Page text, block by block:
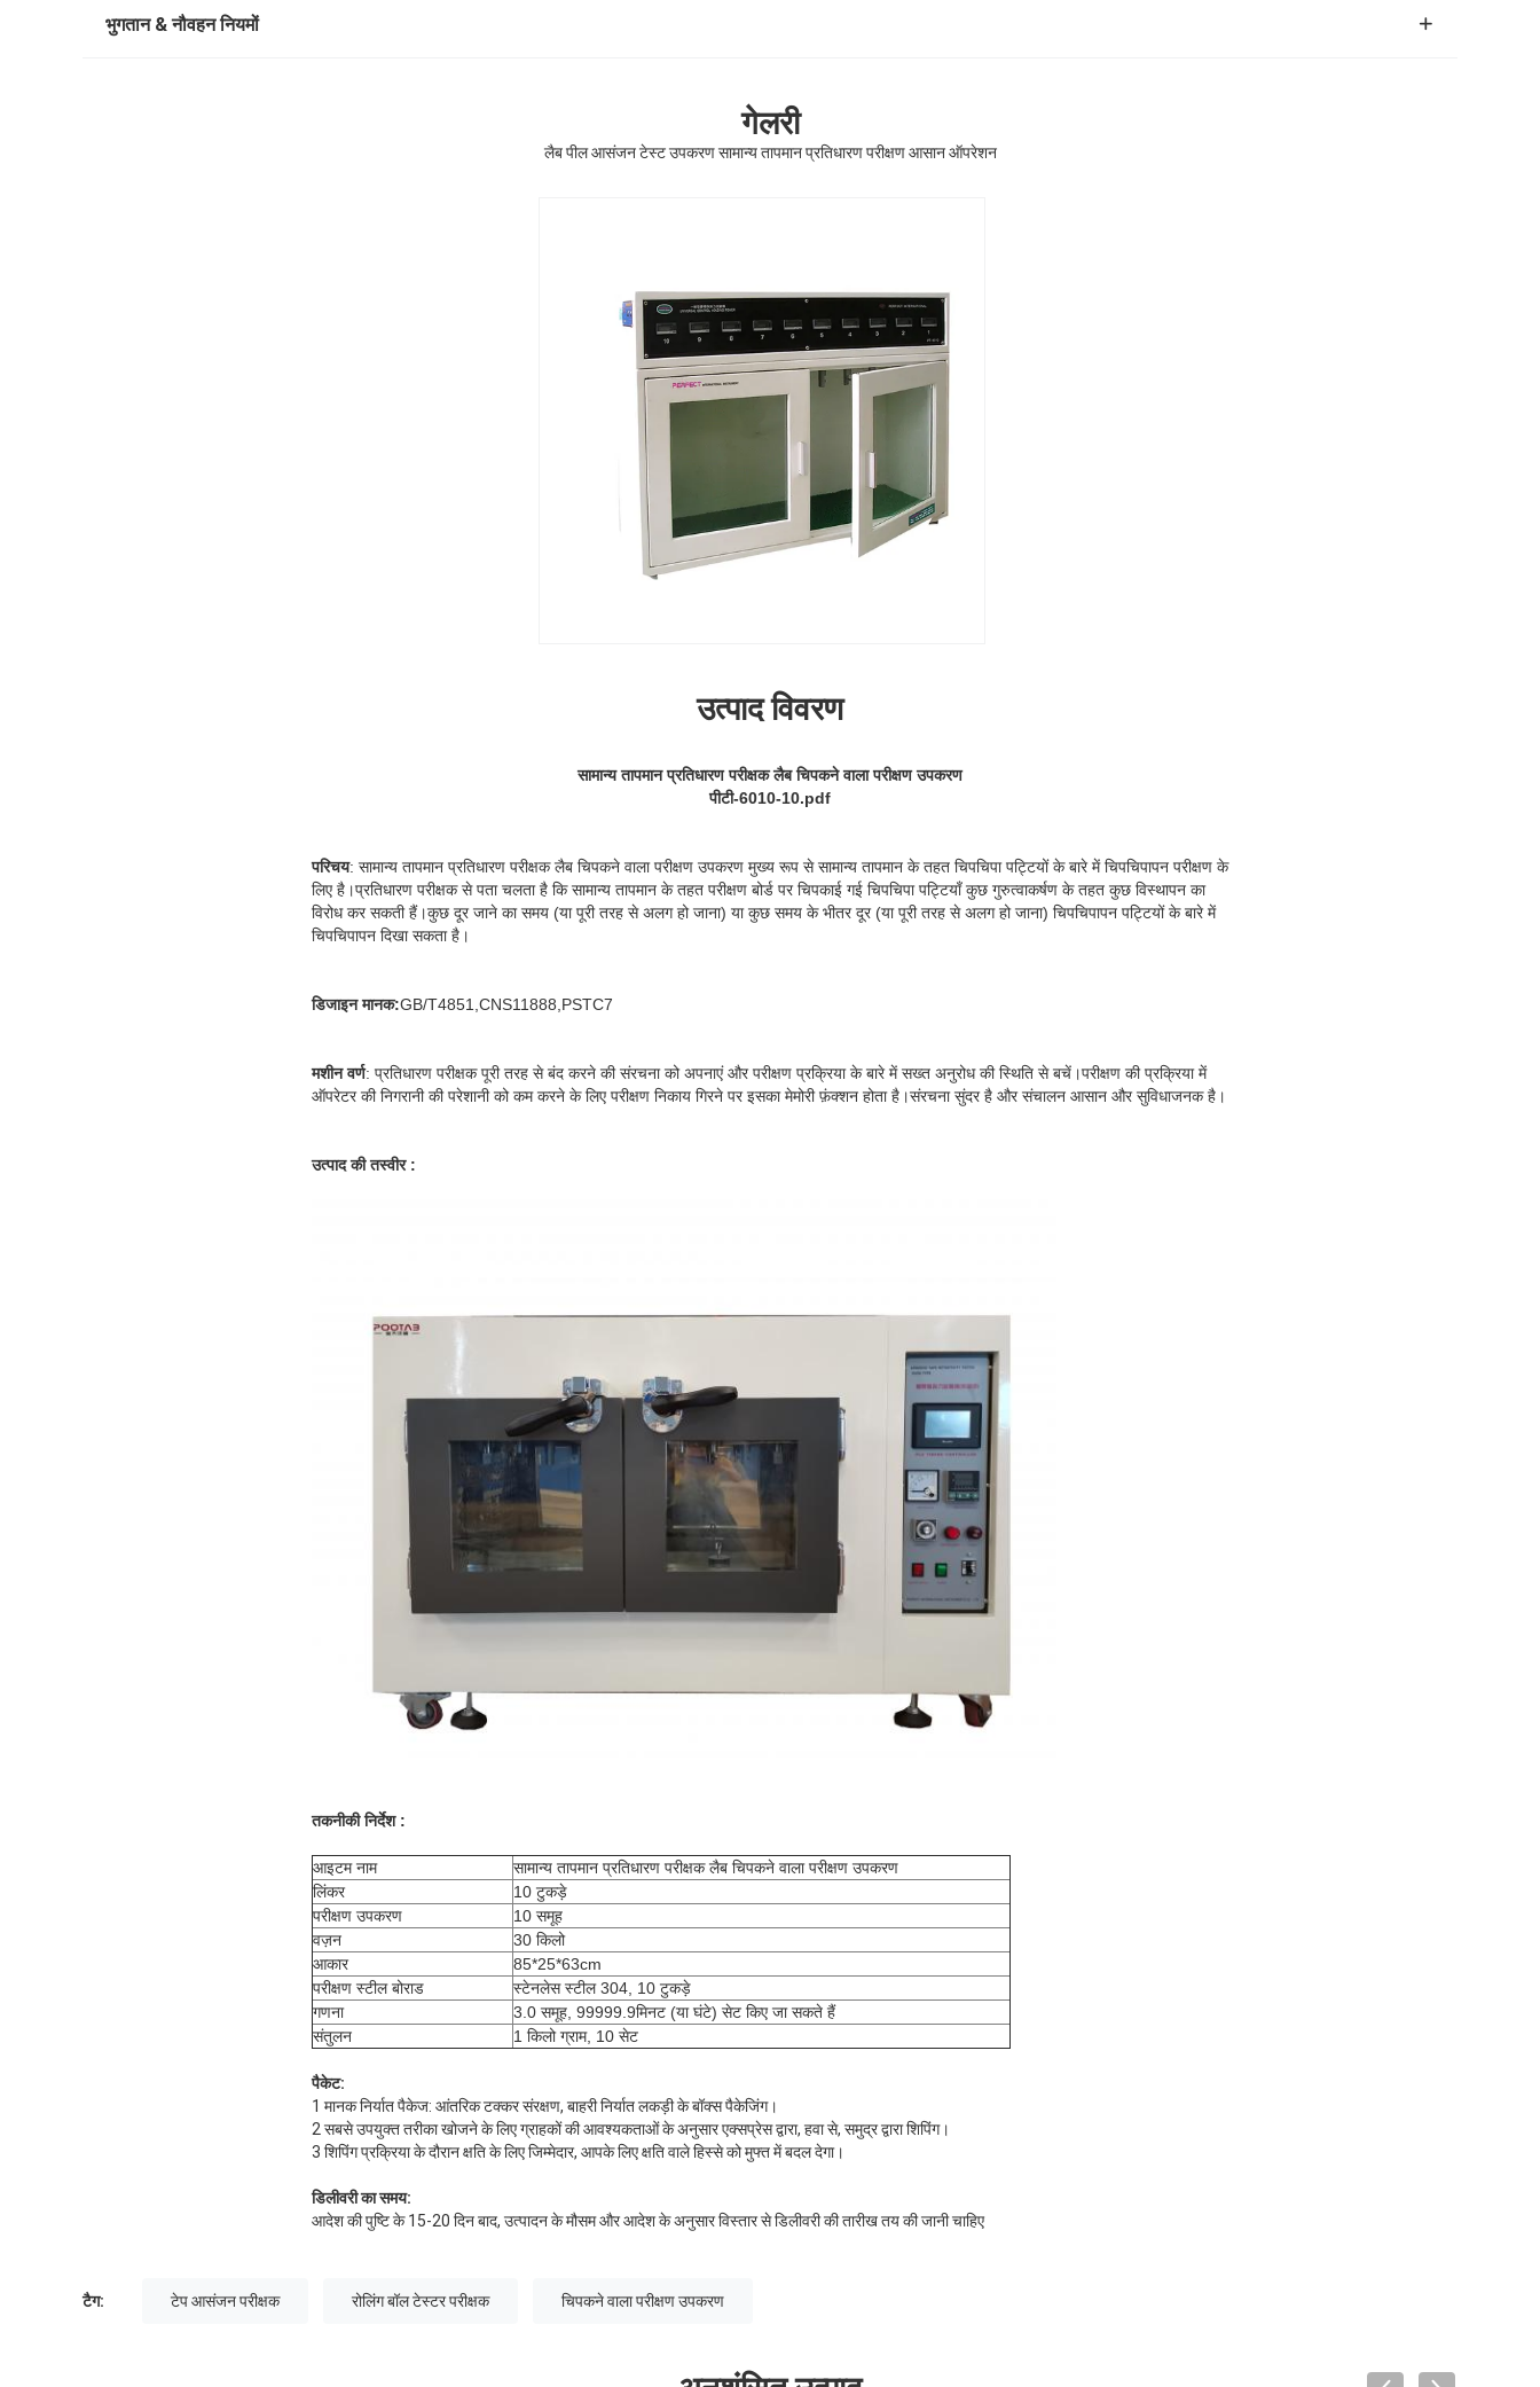
भुगतान & नौवहन नियमों
गेलरी
लैब पील आसंजन टेस्ट उपकरण सामान्य तापमान प्रतिधारण परीक्षण आसान ऑपरेशन
उत्पाद विवरण
सामान्य तापमान प्रतिधारण परीक्षक लैब चिपकने वाला परीक्षण उपकरण
पीटी-6010-10.pdf
परिचय: सामान्य तापमान प्रतिधारण परीक्षक लैब चिपकने वाला परीक्षण उपकरण मुख्य रूप से सामान्य तापमान के तहत चिपचिपा पट्टियों के बारे में चिपचिपापन परीक्षण के
लिए है।प्रतिधारण परीक्षक से पता चलता है कि सामान्य तापमान के तहत परीक्षण बोर्ड पर चिपकाई गई चिपचिपा पट्टियाँ कुछ गुरुत्वाकर्षण के तहत कुछ विस्थापन का
विरोध कर सकती हैं।कुछ दूर जाने का समय (या पूरी तरह से अलग हो जाना) या कुछ समय के भीतर दूर (या पूरी तरह से अलग हो जाना) चिपचिपापन पट्टियों के बारे में
चिपचिपापन दिखा सकता है।
डिजाइन मानक:GB/T4851,CNS11888,PSTC7
मशीन वर्ण: प्रतिधारण परीक्षक पूरी तरह से बंद करने की संरचना को अपनाएं और परीक्षण प्रक्रिया के बारे में सख्त अनुरोध की स्थिति से बचें।परीक्षण की प्रक्रिया में
ऑपरेटर की निगरानी की परेशानी को कम करने के लिए परीक्षण निकाय गिरने पर इसका मेमोरी फ़ंक्शन होता है।संरचना सुंदर है और संचालन आसान और सुविधाजनक है।
उत्पाद की तस्वीर :
तकनीकी निर्देश :
आइटम नाम
सामान्य तापमान प्रतिधारण परीक्षक लैब चिपकने वाला परीक्षण उपकरण
लिंकर
10 टुकड़े
परीक्षण उपकरण
10 समूह
वज़न
30 किलो
आकार
85*25*63cm
परीक्षण स्टील बोराड
स्टेनलेस स्टील 304, 10 टुकड़े
गणना
3.0 समूह, 99999.9मिनट (या घंटे) सेट किए जा सकते हैं
संतुलन
1 किलो ग्राम, 10 सेट
पैकेट:
1 मानक निर्यात पैकेज: आंतरिक टक्कर संरक्षण, बाहरी निर्यात लकड़ी के बॉक्स पैकेजिंग।
2 सबसे उपयुक्त तरीका खोजने के लिए ग्राहकों की आवश्यकताओं के अनुसार एक्सप्रेस द्वारा, हवा से, समुद्र द्वारा शिपिंग।
3 शिपिंग प्रक्रिया के दौरान क्षति के लिए जिम्मेदार, आपके लिए क्षति वाले हिस्से को मुफ्त में बदल देगा।
डिलीवरी का समय:
आदेश की पुष्टि के 15-20 दिन बाद, उत्पादन के मौसम और आदेश के अनुसार विस्तार से डिलीवरी की तारीख तय की जानी चाहिए
टैग: टेप आसंजन परीक्षक रोलिंग बॉल टेस्टर परीक्षक चिपकने वाला परीक्षण उपकरण